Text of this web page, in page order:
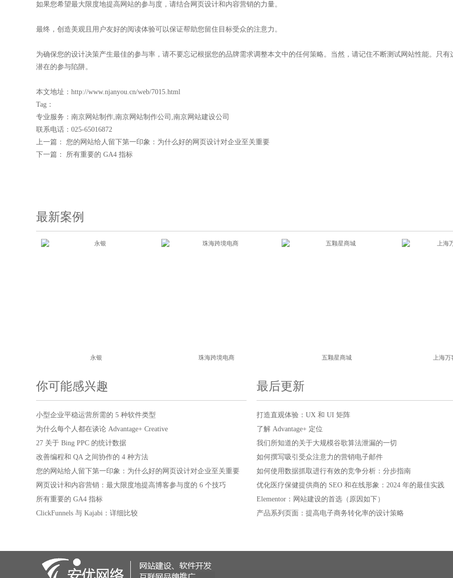
如果您希望最大限度地提高网站的参与度，请结合网页设计和内容营销的力量。
最终，创造美观且用户友好的阅读体验可以保证帮助您留住目标受众的注意力。
为确保您的设计决策产生最佳的参与率，请不要忘记根据您的品牌需求调整本文中的任何策略。当然，请记住不断测试网站性能。只
潜在的参与陷阱。
本文地址： http://www.njanyou.cn/web/7015.html
Tag：
专业服务： 南京网站制作,南京网站制作公司 ,南京网站建设公司
联系电话：025-65016872
上一篇： 您的网站给人留下第一印象：为什么好的网页设计对企业至关重要
下一篇： 所有重要的 GA4 指标
最新案例
永银 珠海跨境电商 五颗星商城 上海万
你可能感兴趣
小型企业平稳运营所需的 5 种软件类型
为什么每个人都在谈论 Advantage+ Creative
27 关于 Bing PPC 的统计数据
改善编程和 QA 之间协作的 4 种方法
您的网站给人留下第一印象：为什么好的网页设计对企业至关重要
网页设计和内容营销：最大限度地提高博客参与度的 6 个技巧
所有重要的 GA4 指标
ClickFunnels 与 Kajabi：详细比较
最后更新
打造直观体验：UX 和 UI 矩阵
了解 Advantage+ 定位
我们所知道的关于大规模谷歌算法泄漏的一切
如何撰写吸引受众注意力的营销电子邮件
如何使用数据抓取进行有效的竞争分析：分步指南
优化医疗保健提供商的 SEO 和在线形象：2024 年的最佳实践
Elementor：网站建设的首选（原因如下）
产品系列页面：提高电子商务转化率的设计策略